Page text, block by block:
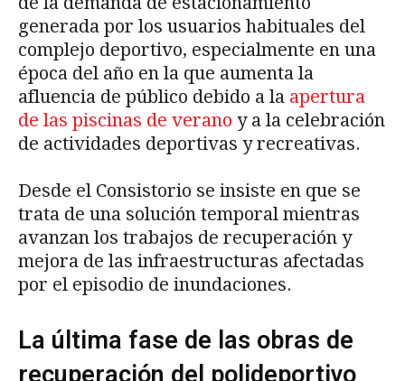
generada por los usuarios habituales del
complejo deportivo, especialmente en una
época del año en la que aumenta la
afluencia de público debido a la apertura
de las piscinas de verano y a la celebración
de actividades deportivas y recreativas.
Desde el Consistorio se insiste en que se
trata de una solución temporal mientras
avanzan los trabajos de recuperación y
mejora de las infraestructuras afectadas
por el episodio de inundaciones.
La última fase de las obras de
recuperación del polideportivo